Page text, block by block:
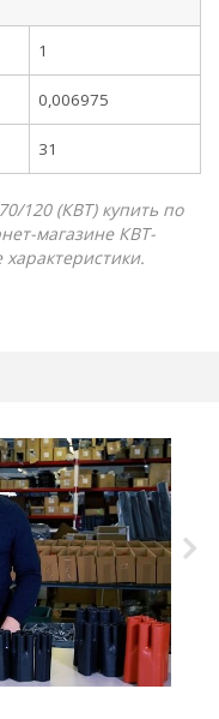
1
0,006975
31
120 (КВТ) купить по
магазине КВТ-